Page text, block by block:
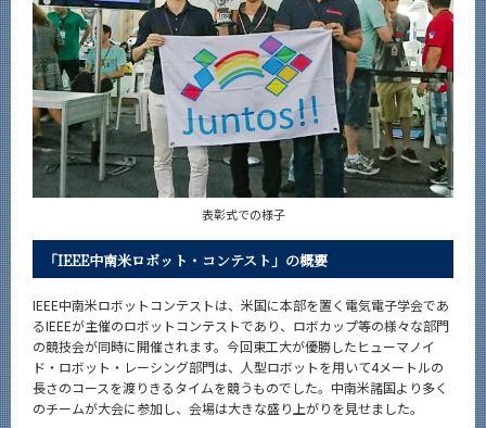
表彰式での様子
「IEEE中南米ロボット・コンテスト」の概要
IEEE中南米ロボットコンテストは、米国に本部を置く電気電子学会であ
るIEEEが主催のロボットコンテストであり、ロボカップ等の様々な部門
の競技会が同時に開催されます。今回東工大が優勝したヒューマノイ
ド・ロボット・レーシング部門は、人型ロボットを用いて4メートルの
長さのコースを渡りきるタイムを競うものでした。中南米諸国より多く
のチームが大会に参加し、会場は大きな盛り上がりを見せました。
月別
イベントカレンダー
Event Calendar
サイト構成
系詳細情報
CLOSE